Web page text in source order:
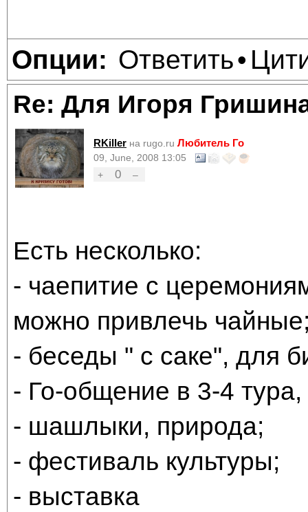
Опции: Ответить•
Re: Для Игоря
RKiller на rugo.ru Любитель Го
09, June, 2008 13:05
+
0 –
Есть несколько:
- чаепитие с
можно привлечь
- беседы " с саке", для
- Го-общение в 3-4
- шашлыки, природа;
- фестиваль культуры;
- выставка